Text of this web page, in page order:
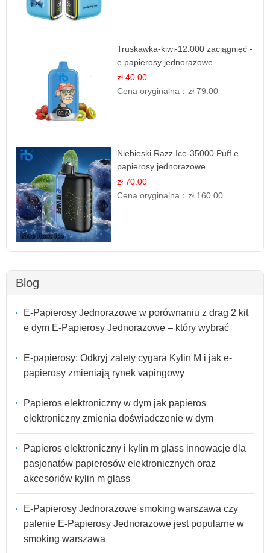
Truskawka-kiwi-12.000 zaciągnięć -
e papierosy jednorazowe
zł 40.00
Cena oryginalna：zł 79.00
Niebieski Razz Ice-35000 Puff e
papierosy jednorazowe
zł 70.00
Cena oryginalna：zł 160.00
Blog
E-Papierosy Jednorazowe w porównaniu z drag 2 kit
e dym E-Papierosy Jednorazowe – który wybrać
E-papierosy: Odkryj zalety cygara Kylin M i jak e-
papierosy zmieniają rynek vapingowy
Papieros elektroniczny w dym jak papieros
elektroniczny zmienia doświadczenie w dym
Papieros elektroniczny i kylin m glass innowacje dla
pasjonatów papierosów elektronicznych oraz
akcesoriów kylin m glass
E-Papierosy Jednorazowe smoking warszawa czy
palenie E-Papierosy Jednorazowe jest popularne w
smoking warszawa